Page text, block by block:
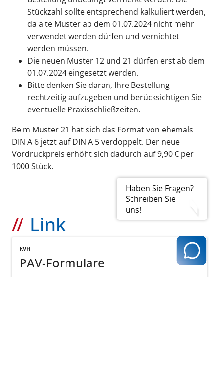
Haben Sie Fragen?
Schreiben Sie
uns!
Stückzahl sollte entsprechend kalkuliert werden,
da alte Muster ab dem 01.07.2024 nicht mehr
verwendet werden dürfen und vernichtet
werden müssen.
Die neuen Muster 12 und 21 dürfen erst ab dem
01.07.2024 eingesetzt werden.
Bitte denken Sie daran, Ihre Bestellung
rechtzeitig aufzugeben und berücksichtigen Sie
eventuelle Praxisschließzeiten.
Beim Muster 21 hat sich das Format von ehemals
DIN A 6 jetzt auf DIN A 5 verdoppelt. Der neue
Vordruckpreis erhöht sich dadurch auf 9,90 € per
1000 Stück.
Link
KVH
PAV-Formulare